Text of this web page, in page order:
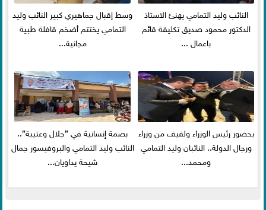
النائب وليد التمامي يهنئ الاستاذ
الدكتور محمود صديق تكليفة قائم
باعمال ...
وسط إقبال جماهيري كبير النائب وليد
التمامي يختتم أضخم قافلة طبية
مجانية...
بحضور رئيس الوزراء ولفيف من وزراء
ورجال الدولة.. النائبان وليد التمامي
ومحمد...
بصمة إنسانية في ”جلال وعتيبة”..
النائب وليد التمامي والبروفيسور جمال
شيحة يداويان...